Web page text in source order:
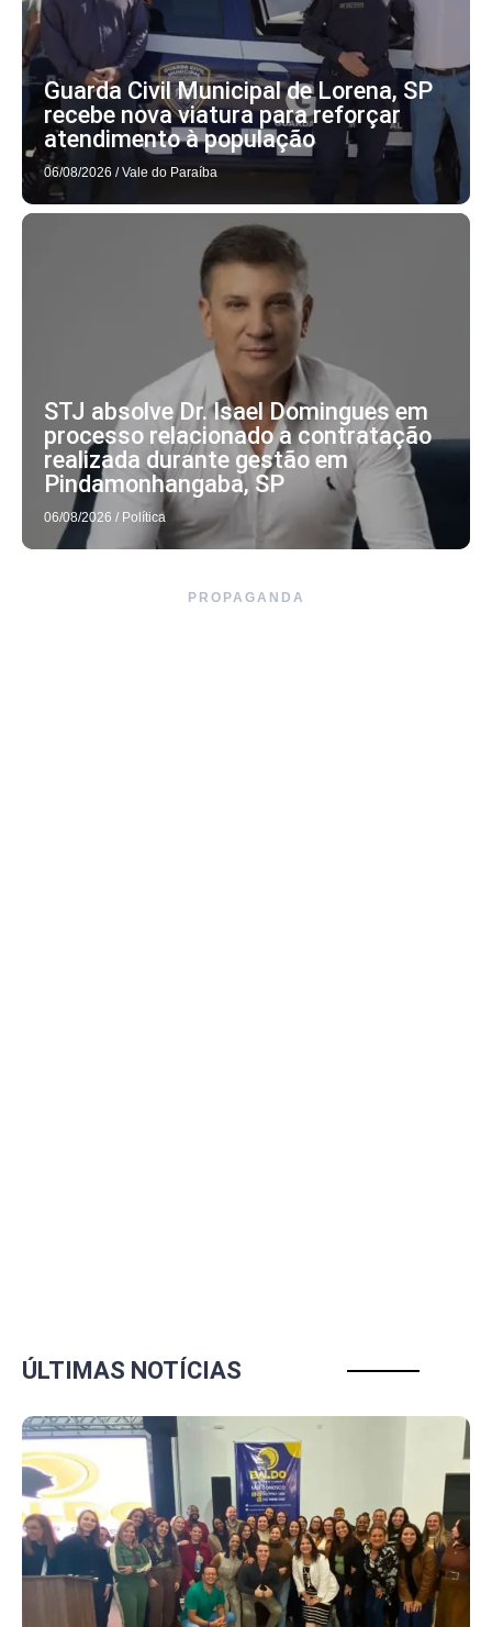
Guarda Civil Municipal de Lorena, SP
recebe nova viatura para reforçar
atendimento à população
06/08/2026 / Vale do Paraíba
STJ absolve Dr. Isael Domingues em
processo relacionado a contratação
realizada durante gestão em
Pindamonhangaba, SP
06/08/2026 / Política
PROPAGANDA
ÚLTIMAS NOTÍCIAS